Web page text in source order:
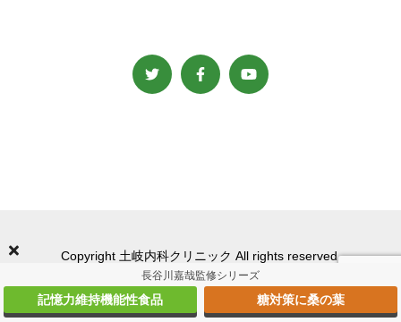
Copyright 土岐内科クリニック All rights reserved.
長谷川嘉哉監修シリーズ
記憶力維持機能性食品 糖対策に桑の葉